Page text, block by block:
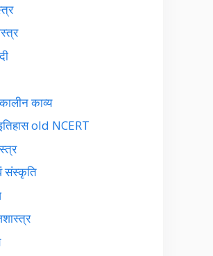
काव्य
old NCERT
संस्कृति